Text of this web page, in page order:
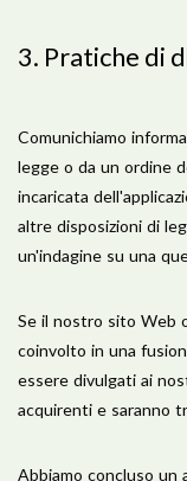
3. Pratiche di
Comunichiamo
legge o da un ordine
incaricata
altre disposizioni di
un'indagine su una
Se il nostro sito Web
coinvolto in una
essere divulgati ai
acquirenti e saranno
Abbiamo concluso un